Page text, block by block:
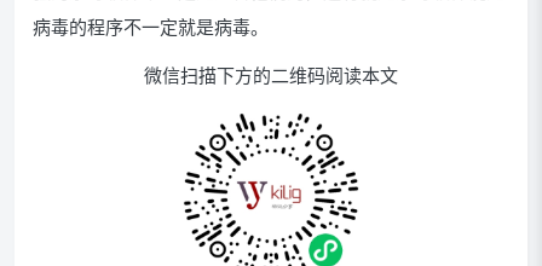
病毒的程序不一定就是病毒。
微信扫描下方的二维码阅读本文